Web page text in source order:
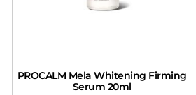
PROCALM Mela Whitening Firming
Serum 20ml